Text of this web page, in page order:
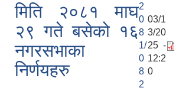
मिति २०८१ माघ
२९ गते बसेको १६
नगरसभाका
निर्णयहरु
2
0
8
1/
0
8
2
03/1
3/20
25 -
12:2
0